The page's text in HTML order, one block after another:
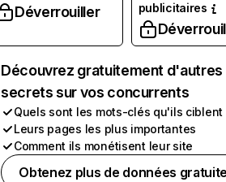
Déverrouiller
publicitaires
Découvrez gratuitement d'autres
secrets sur vos concurrents
Quels sont les mots-clés qu'ils ciblent
Leurs pages les plus importantes
Comment ils monétisent leur site
Obtenez plus de données